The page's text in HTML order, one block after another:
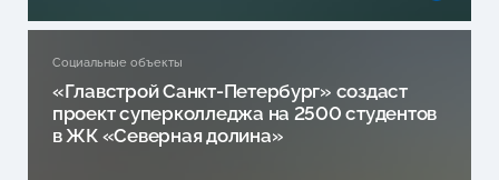
Социальные объекты
«Главстрой Санкт-Петербург» создаст
проект суперколледжа на 2500 студентов
в ЖК «Северная долина»